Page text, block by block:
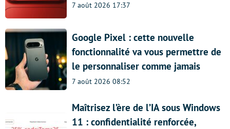
7 août 2026 17:37
Google Pixel : cette nouvelle
fonctionnalité va vous permettre de
le personnaliser comme jamais
7 août 2026 08:52
Maîtrisez l’ère de l’IA sous Windows
11 : confidentialité renforcée,